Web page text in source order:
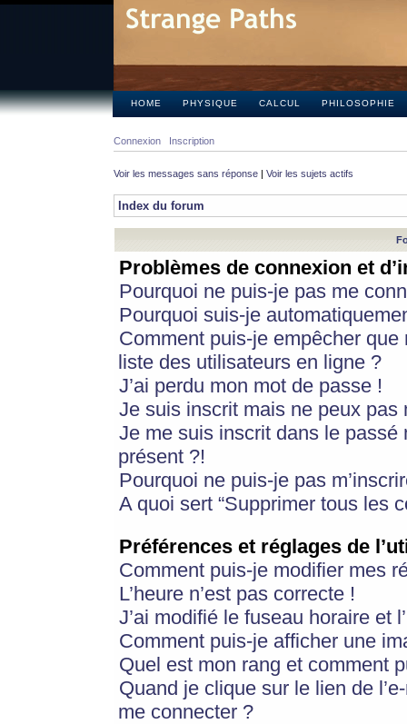
HOME PHYSIQUE CALCUL PHILOSOPHIE
Connexion Inscription
Voir les messages sans réponse | Voir les sujets actifs
Index du forum
Problèmes de connexion et
Pourquoi ne puis-je pas me
Pourquoi suis-je
Comment puis-je empêcher
liste des utilisateurs en ligne ?
J’ai perdu mon mot de passe !
Je suis inscrit mais ne peux pas
Je me suis inscrit dans le
présent ?!
Pourquoi ne puis-je pas
A quoi sert “Supprimer tous les
Préférences et réglages de
Comment puis-je modifier mes
L’heure n’est pas correcte !
J’ai modifié le fuseau horaire et
Comment puis-je afficher une
Quel est mon rang et comment
Quand je clique sur le lien de
me connecter ?